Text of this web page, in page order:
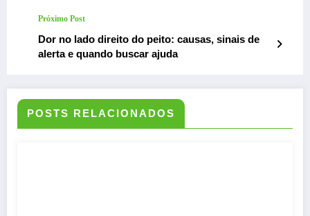
Próximo Post
Dor no lado direito do peito: causas, sinais de
alerta e quando buscar ajuda
POSTS RELACIONADOS